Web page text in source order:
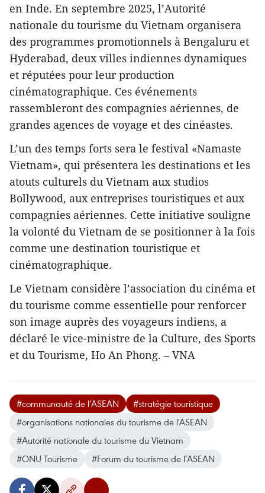
en Inde. En septembre 2025, l’Autorité
nationale du tourisme du Vietnam organisera
des programmes promotionnels à Bengaluru et
Hyderabad, deux villes indiennes dynamiques
et réputées pour leur production
cinématographique. Ces événements
rassembleront des compagnies aériennes, de
grandes agences de voyage et des cinéastes.
L’un des temps forts sera le festival «Namaste
Vietnam», qui présentera les destinations et les
atouts culturels du Vietnam aux studios
Bollywood, aux entreprises touristiques et aux
compagnies aériennes. Cette initiative souligne
la volonté du Vietnam de se positionner à la fois
comme une destination touristique et
cinématographique.
Le Vietnam considère l’association du cinéma et
du tourisme comme essentielle pour renforcer
son image auprès des voyageurs indiens, a
déclaré le vice-ministre de la Culture, des Sports
et du Tourisme, Ho An Phong. – VNA
#communauté de l’ASEAN
#stratégie touristique
#organisations nationales du tourisme de l'ASEAN
#Autorité nationale du tourisme du Vietnam
#ONU Tourisme
#Forum du tourisme de l’ASEAN